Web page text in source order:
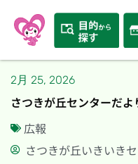
2月 25, 2026
さつきが丘センターだよ
広報
さつきが丘いきいき